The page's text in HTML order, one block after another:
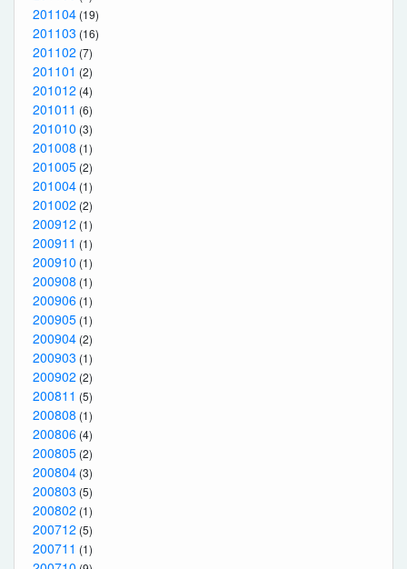
201104 (19)
201103 (16)
201102 (7)
201101 (2)
201012 (4)
201011 (6)
201010 (3)
201008 (1)
201005 (2)
201004 (1)
201002 (2)
200912 (1)
200911 (1)
200910 (1)
200908 (1)
200906 (1)
200905 (1)
200904 (2)
200903 (1)
200902 (2)
200811 (5)
200808 (1)
200806 (4)
200805 (2)
200804 (3)
200803 (5)
200802 (1)
200712 (5)
200711 (1)